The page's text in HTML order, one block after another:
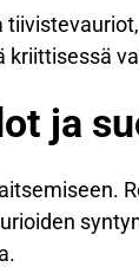
kriittisessä
ja